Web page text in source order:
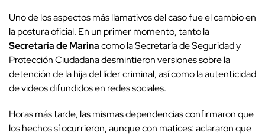
Uno de los aspectos más llamativos del caso fue el cambio en
la postura oficial. En un primer momento, tanto la
Secretaría de Marinacomo la Secretaría de Seguridad y
Protección Ciudadana desmintieron versiones sobre la
detención de la hija del líder criminal, así como la autenticidad
de videos difundidos en redes sociales.
Horas más tarde, las mismas dependencias confirmaron que
los hechos sí ocurrieron, aunque con matices: aclararon que